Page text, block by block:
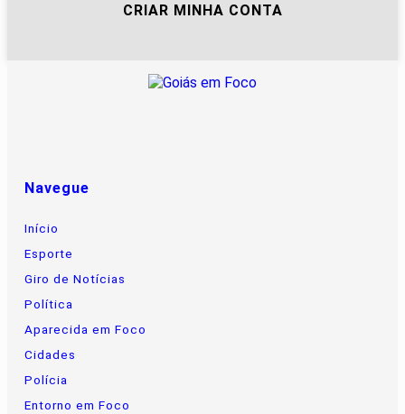
CRIAR MINHA CONTA
Navegue
Início
Esporte
Giro de Notícias
Política
Aparecida em Foco
Cidades
Polícia
Entorno em Foco